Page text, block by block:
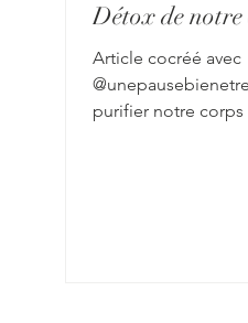
Détox de
Article cocréé avec
@unepausebienetre Il est préférable de
purifier notre corps